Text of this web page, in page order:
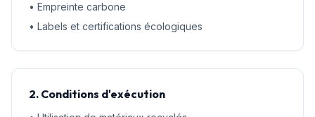
• Empreinte carbone
• Labels et certifications écologiques
2. Conditions d'exécution